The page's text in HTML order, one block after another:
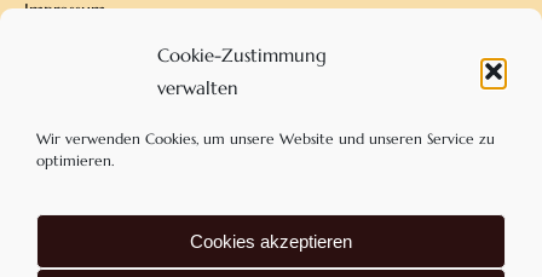
Cookie-Zustimmung
verwalten
Wir verwenden Cookies, um unsere Website und unseren Service zu
optimieren.
Cookies akzeptieren
Impressum
Versandbedingungen
AGB